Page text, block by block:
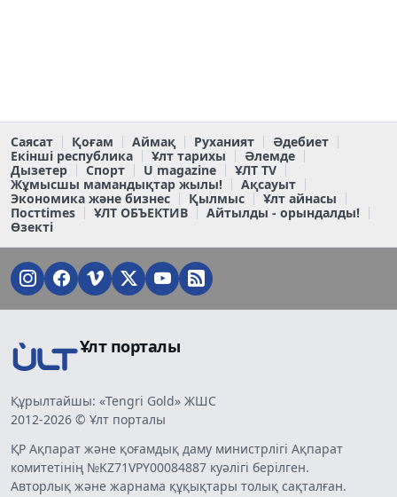
Саясат Қоғам Аймақ Руханият
Әдебиет
Екінші республика
Ұлт тарихы
Әлемде
Дызетер
Спорт U magazine
ҰЛТ TV
Жұмысшы мамандықтар жылы!
Ақсауыт
Экономика және бизнес
Қылмыс
Ұлт айнасы
Постtimes
ҰЛТ ОБЪЕКТИВ
Айтылды - орындалды!
Өзекті
Ұлт порталы
Құрылтайшы: «Tengri Gold» ЖШС
2012-2026 © Ұлт порталы
ҚР Ақпарат және қоғамдық даму министрлігі Ақпарат
комитетінің №KZ71VPY00084887 куәлігі берілген.
Авторлық және жарнама құқықтары толық сақталған.